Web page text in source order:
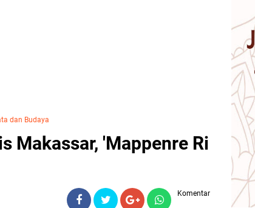
dan Budaya
Makassar, 'Mappenre Ri
Komentar